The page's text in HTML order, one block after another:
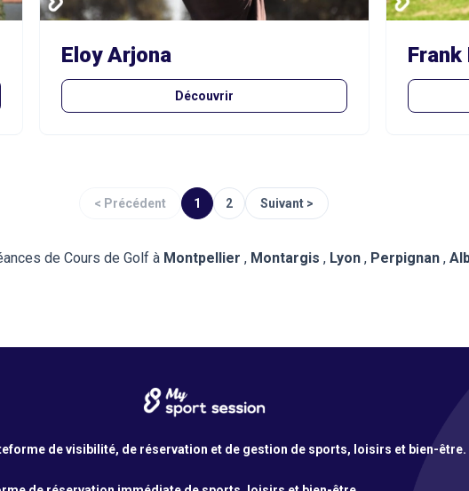
Eloy Arjona
Découvrir
Frank
< Précédent 1 2 Suivant >
de Cours de Golf à Montpellier , Montargis , Lyon , Perpignan ,
de visibilité, de réservation et de gestion de sports, loisirs et bien-être.